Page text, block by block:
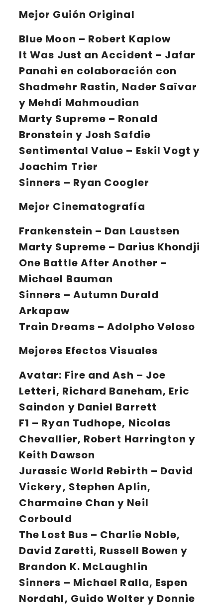
Mejor Guión Original
Blue Moon – Robert Kaplow
It Was Just an Accident – Jafar
Panahi en colaboración con
Shadmehr Rastin, Nader Saïvar
y Mehdi Mahmoudian
Marty Supreme – Ronald
Bronstein y Josh Safdie
Sentimental Value – Eskil Vogt y
Joachim Trier
Sinners – Ryan Coogler
Mejor Cinematografía
Frankenstein – Dan Laustsen
Marty Supreme – Darius Khondji
One Battle After Another –
Michael Bauman
Sinners – Autumn Durald
Arkapaw
Train Dreams – Adolpho Veloso
Mejores Efectos Visuales
Avatar: Fire and Ash – Joe
Letteri, Richard Baneham, Eric
Saindon y Daniel Barrett
F1 – Ryan Tudhope, Nicolas
Chevallier, Robert Harrington y
Keith Dawson
Jurassic World Rebirth – David
Vickery, Stephen Aplin,
Charmaine Chan y Neil
Corbould
The Lost Bus – Charlie Noble,
David Zaretti, Russell Bowen y
Brandon K. McLaughlin
Sinners – Michael Ralla, Espen
Nordahl, Guido Wolter y Donnie